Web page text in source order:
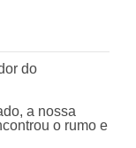
do
a nossa
o rumo e